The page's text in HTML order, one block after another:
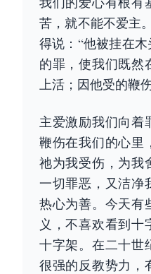
苦，就不能不爱主
得说：“他被挂在
的罪，使我们既然
上活；因他受的鞭
主爱激励我们向着
鞭伤在我们的心里
祂为我受伤，为我
一切罪恶，又洁净
热心为善。今天有
义，不喜欢看到十
十字架。在二十世
很强的反教势力，